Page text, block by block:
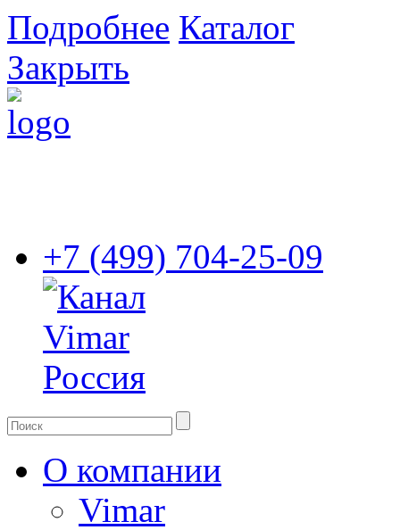
Подробнее Каталог
Закрыть
+7 (499) 704-25-09
О компании
Vimar